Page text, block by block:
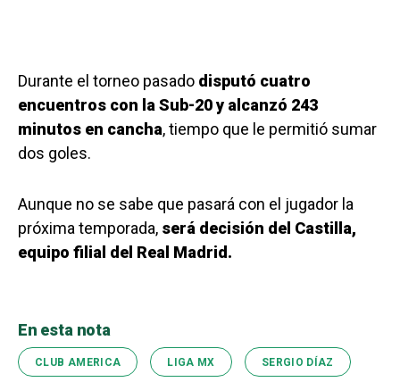
Durante el torneo pasado disputó cuatro
encuentros con la Sub-20 y alcanzó 243
minutos en cancha, tiempo que le permitió sumar
dos goles.
Aunque no se sabe que pasará con el jugador la
próxima temporada, será decisión del Castilla,
equipo filial del Real Madrid.
En esta nota
CLUB AMERICA LIGA MX SERGIO DÍAZ